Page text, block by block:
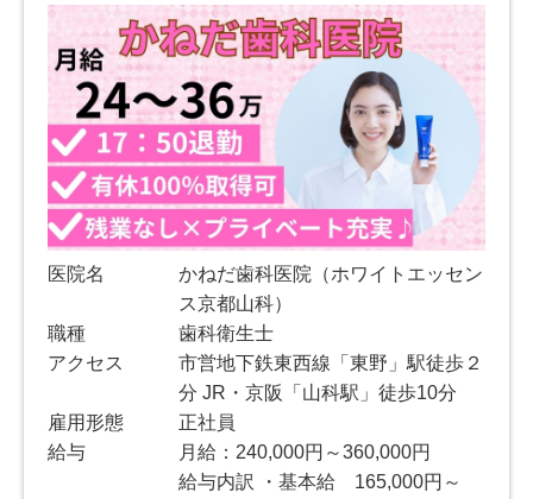
医院名
かねだ歯科医院（ホワイトエッセン
ス京都山科）
職種
歯科衛生士
アクセス
市営地下鉄東西線「東野」駅徒歩２
分 JR・京阪「山科駅」徒歩10分
雇用形態
正社員
給与
月給：240,000円～360,000円
給与内訳 ・基本給 165,000円～